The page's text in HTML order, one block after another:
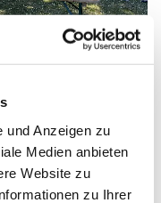
und Anzeigen zu
Medien anbieten
Website zu
zu Ihrer